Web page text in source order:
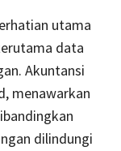
utama
data
Akuntansi
menawarkan
dilindungi